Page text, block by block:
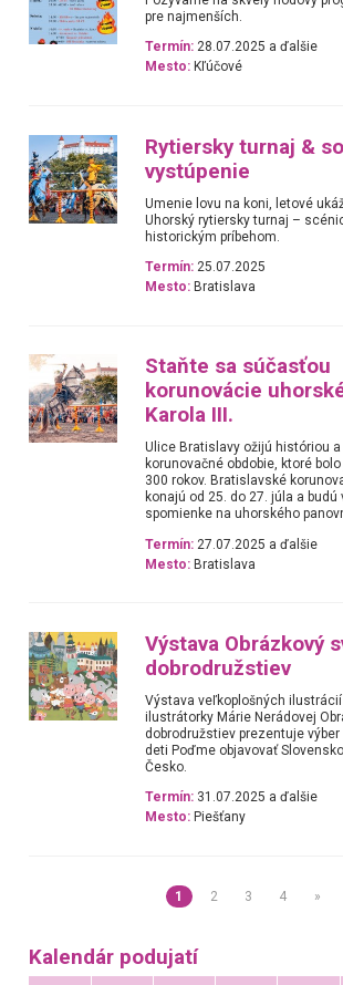
pre najmenších.
Termín: 28.07.2025 a ďalšie
Mesto: Kľúčové
Rytiersky turnaj &
vystúpenie
Umenie lovu na koni, letové
Uhorský rytiersky turnaj –
historickým príbehom.
Termín: 25.07.2025
Mesto: Bratislava
Staňte sa súčasťou
korunovácie
Karola III.
Ulice Bratislavy ožijú históriou
korunovačné obdobie, ktoré
300 rokov. Bratislavské
konajú od 25. do 27. júla a budú
spomienke na uhorského
Termín: 27.07.2025 a ďalšie
Mesto: Bratislava
Výstava Obrázkový
dobrodružstiev
Výstava veľkoplošných
ilustrátorky Márie Nerádovej
dobrodružstiev prezentuje
deti Poďme objavovať
Česko.
Termín: 31.07.2025 a ďalšie
Mesto: Piešťany
1 2 3 4 »
Kalendár podujatí